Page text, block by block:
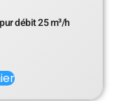
débit 25 m³/h